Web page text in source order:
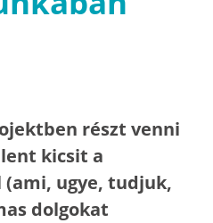
részt venni
kicsit a
ugye, tudjuk,
dolgokat